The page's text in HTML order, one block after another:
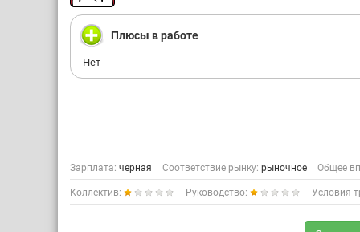
Плюсы в работе
Нет
Зарплата: черная Соответствие рынку: рыночное Общее
Коллектив: Руководство: Условия